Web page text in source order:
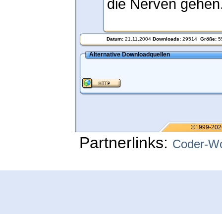
die Nerven
Datum: 21.11.2004 Downloads: 29514 Größe:
Alternative Downloadquellen
©1999-
Partnerlinks: Coder-